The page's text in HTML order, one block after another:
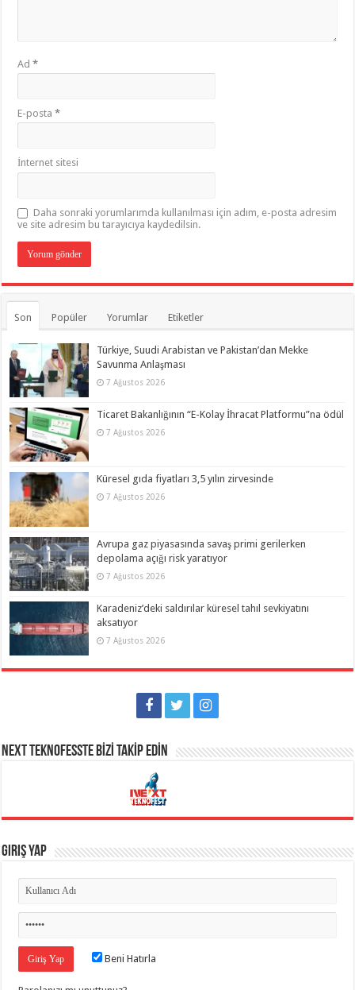
Ad*
E-posta*
İnternet sitesi
Daha sonraki yorumlarımda kullanılması için adım, e-posta adresim
ve site adresim bu tarayıcıya kaydedilsin.
Son Popüler Yorumlar Etiketler
Türkiye, Suudi Arabistan ve Pakistan’dan Mekke
Savunma Anlaşması
7 Ağustos 2026
Ticaret Bakanlığının “E-Kolay İhracat Platformu”na ödül
7 Ağustos 2026
Küresel gıda fiyatları 3,5 yılın zirvesinde
7 Ağustos 2026
Avrupa gaz piyasasında savaş primi gerilerken
depolama açığı risk yaratıyor
7 Ağustos 2026
Karadeniz’deki saldırılar küresel tahıl sevkiyatını
aksatıyor
7 Ağustos 2026
NEXT TEKNOFESSTE BİZİ TAKİP EDİN
Giriş Yap
Beni Hatırla